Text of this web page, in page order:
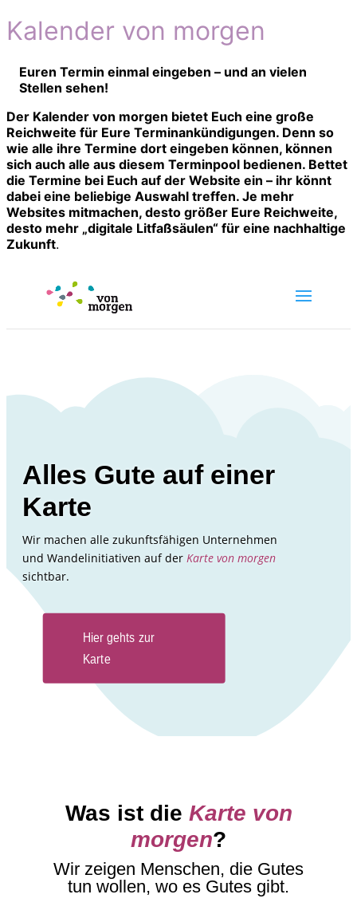
Kalender von morgen
Euren Termin einmal eingeben – und an vielen
Stellen sehen!
Der Kalender von morgen bietet Euch eine große
Reichweite für Eure Terminankündigungen. Denn so
wie alle ihre Termine dort eingeben können, können
sich auch alle aus diesem Terminpool bedienen. Bettet
die Termine bei Euch auf der Website ein – ihr könnt
dabei eine beliebige Auswahl treffen. Je mehr
Websites mitmachen, desto größer Eure Reichweite,
desto mehr „digitale Litfaßsäulen“ für eine nachhaltige
Zukunft.